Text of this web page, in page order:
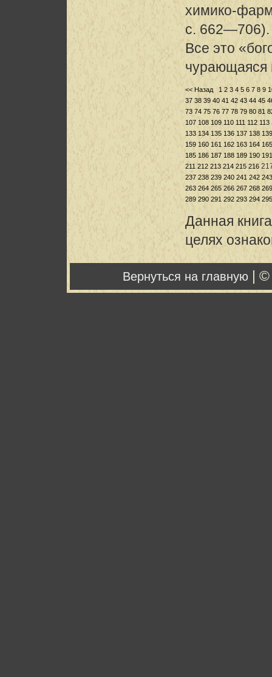
химико-
с. 662—706).
Все это
чурающаяся
<< Назад 1 2 3 4 5 6 7 8 9
37 38 39 40 41 42 43 44 45
73 74 75 76 77 78 79 80 81
107 108 109 110 111 112 113
133 134 135 136 137 138 139
159 160 161 162 163 164 165
185 186 187 188 189 190 191
211 212 213 214 215 216
237 238 239 240 241 242 243
263 264 265 266 267 268 269
289 290 291 292 293 294 295
Данная
целях
Вернуться на главную |